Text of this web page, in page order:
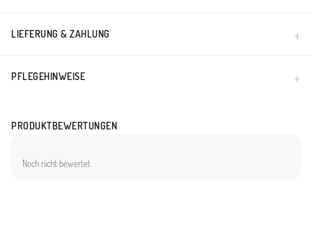
LIEFERUNG & ZAHLUNG
PFLEGEHINWEISE
PRODUKTBEWERTUNGEN
Noch nicht bewertet